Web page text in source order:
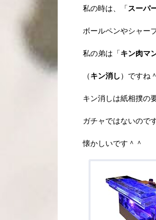
私の時は、「スーパ
ボールペンやシャー
私の弟は「キン肉マ
（キン消し）ですね
キン消しは紙相撲の
ガチャではないので
懐かしいです＾＾